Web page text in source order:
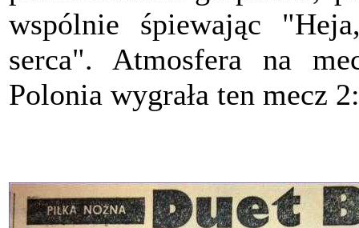
wspólnie śpiewając
serca". Atmosfera na
Polonia wygrała ten mecz